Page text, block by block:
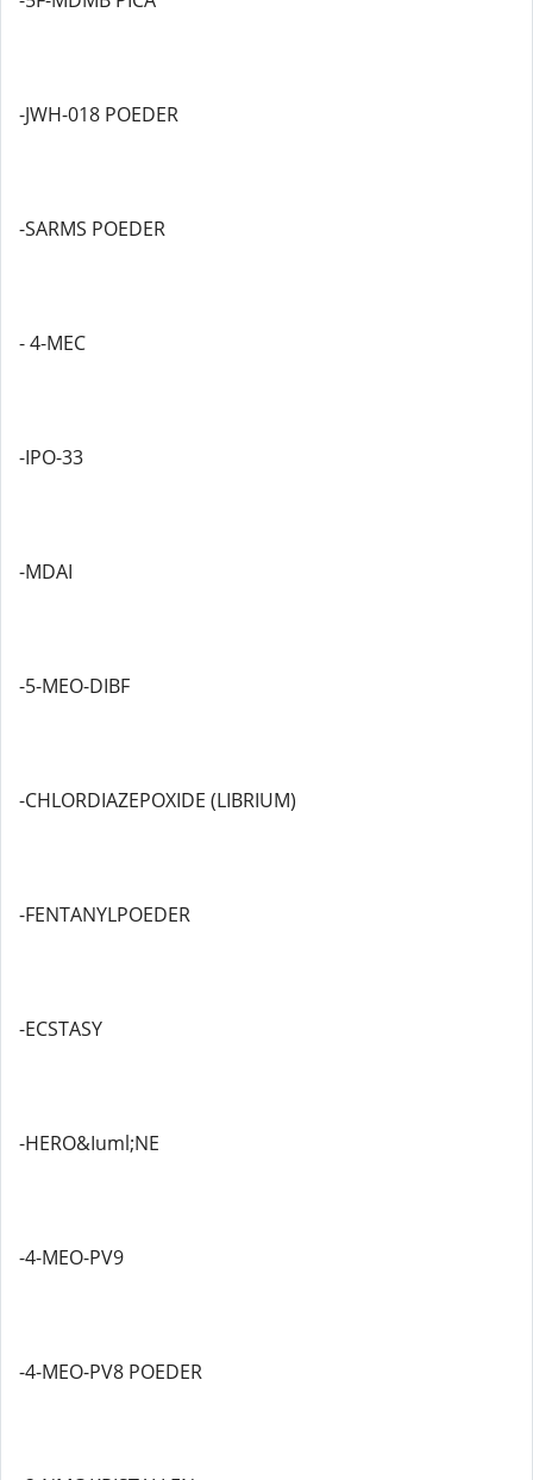
-JWH-018 POEDER
-SARMS POEDER
- 4-MEC
-IPO-33
-MDAI
-5-MEO-DIBF
-CHLORDIAZEPOXIDE (LIBRIUM)
-FENTANYLPOEDER
-ECSTASY
-HERO&Iuml;NE
-4-MEO-PV9
-4-MEO-PV8 POEDER